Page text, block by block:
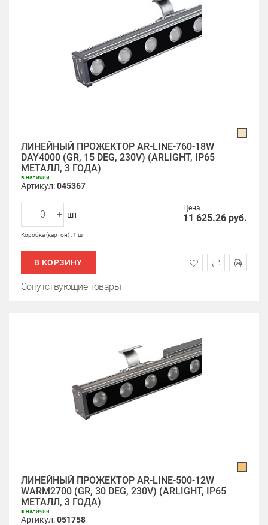
ЛИНЕЙНЫЙ ПРОЖЕКТОР AR-LINE-760-18W
DAY4000 (GR, 15 DEG, 230V) (ARLIGHT, IP65
МЕТАЛЛ, 3 ГОДА)
в наличии
Артикул:045367
Цена
11 625.26 руб.
- + шт
Коробка (картон) : 1 шт
В КОРЗИНУ
Сопутствующие товары
ЛИНЕЙНЫЙ ПРОЖЕКТОР AR-LINE-500-12W
WARM2700 (GR, 30 DEG, 230V) (ARLIGHT, IP65
МЕТАЛЛ, 3 ГОДА)
в наличии
Артикул:051758